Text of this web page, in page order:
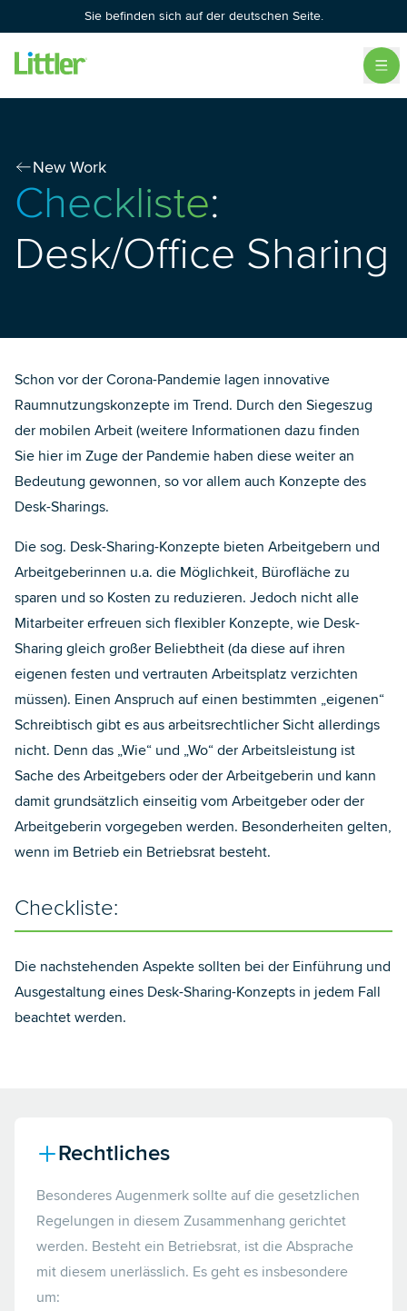
Sie befinden sich auf der deutschen Seite.
New Work
Checkliste:
Desk/Office Sharing
Schon vor der Corona-Pandemie lagen innovative
Raumnutzungskonzepte im Trend. Durch den Siegeszug
der mobilen Arbeit (weitere Informationen dazu finden
Sie hier im Zuge der Pandemie haben diese weiter an
Bedeutung gewonnen, so vor allem auch Konzepte des
Desk-Sharings.
Die sog. Desk-Sharing-Konzepte bieten Arbeitgebern und
Arbeitgeberinnen u.a. die Möglichkeit, Bürofläche zu
sparen und so Kosten zu reduzieren. Jedoch nicht alle
Mitarbeiter erfreuen sich flexibler Konzepte, wie Desk-
Sharing gleich großer Beliebtheit (da diese auf ihren
eigenen festen und vertrauten Arbeitsplatz verzichten
müssen). Einen Anspruch auf einen bestimmten „eigenen“
Schreibtisch gibt es aus arbeitsrechtlicher Sicht allerdings
nicht. Denn das „Wie“ und „Wo“ der Arbeitsleistung ist
Sache des Arbeitgebers oder der Arbeitgeberin und kann
damit grundsätzlich einseitig vom Arbeitgeber oder der
Arbeitgeberin vorgegeben werden. Besonderheiten gelten,
wenn im Betrieb ein Betriebsrat besteht.
Checkliste:
Die nachstehenden Aspekte sollten bei der Einführung und
Ausgestaltung eines Desk-Sharing-Konzepts in jedem Fall
beachtet werden.
Rechtliches
Besonderes Augenmerk sollte auf die gesetzlichen
Regelungen in diesem Zusammenhang gerichtet
werden. Besteht ein Betriebsrat, ist die Absprache
mit diesem unerlässlich. Es geht es insbesondere
um: